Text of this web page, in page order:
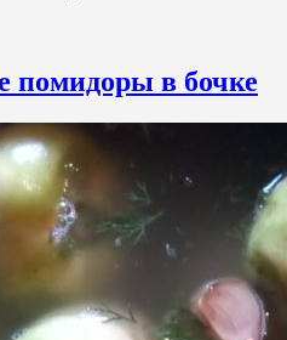
помидоры в бочке